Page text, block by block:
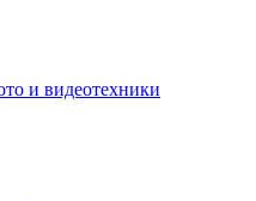
и видеотехники